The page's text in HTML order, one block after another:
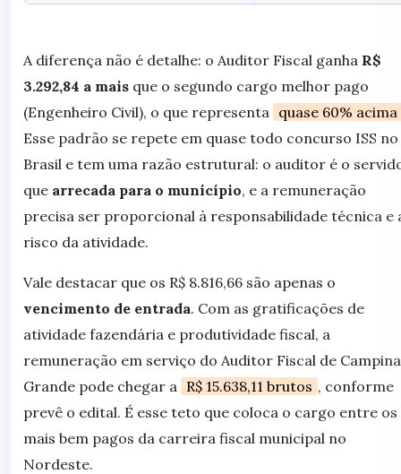
A diferença não é detalhe: o Auditor Fiscal ganha R$
3.292,84 a mais que o segundo cargo melhor pago
(Engenheiro Civil), o que representa quase 60% acima
Esse padrão se repete em quase todo concurso ISS no
Brasil e tem uma razão estrutural: o auditor é o
que arrecada para o município, e a remuneração
precisa ser proporcional à responsabilidade técnica e
risco da atividade.
Vale destacar que os R$ 8.816,66 são apenas o
vencimento de entrada. Com as gratificações de
atividade fazendária e produtividade fiscal, a
remuneração em serviço do Auditor Fiscal de Campina
Grande pode chegar a R$ 15.638,11 brutos , conforme
prevê o edital. É esse teto que coloca o cargo entre os
mais bem pagos da carreira fiscal municipal no
Nordeste.